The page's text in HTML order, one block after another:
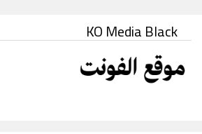
KO Media Black